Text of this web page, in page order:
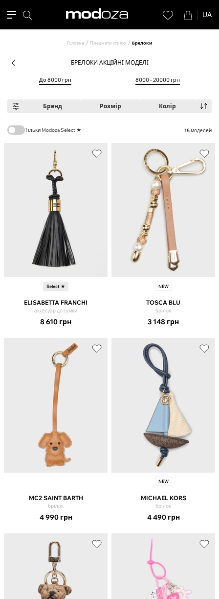
UA
Головна Предмети стилю Брелоки
БРЕЛОКИ АКЦІЙНІ МОДЕЛІ
До 8000 грн 8000 - 20000 грн
Бренд Розмір Колір
Тільки Modoza Select ★ 15моделей
Select ★
ELISABETTA FRANCHI
аксесуар до сумки
8 610 грн
NEW
TOSCA BLU
брілок
3 148 грн
MC2 SAINT BARTH
брілок
4 990 грн
NEW
MICHAEL KORS
брілок
4 490 грн